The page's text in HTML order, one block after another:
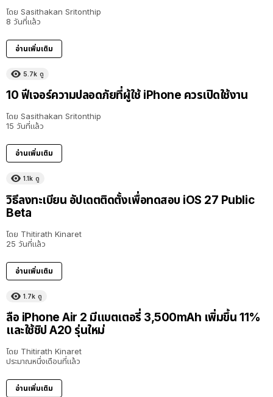
โดย Sasithakan Sritonthip
8 วันที่แล้ว
อ่านเพิ่มเติม
5.7k ดู
10 ฟีเจอร์ความปลอดภัยที่ผู้ใช้ iPhone ควรเปิดใช้งาน
โดย Sasithakan Sritonthip
15 วันที่แล้ว
อ่านเพิ่มเติม
1.1k ดู
วิธีลงทะเบียน อัปเดตติดตั้งเพื่อทดสอบ iOS 27 Public
Beta
โดย Thitirath Kinaret
25 วันที่แล้ว
อ่านเพิ่มเติม
1.7k ดู
ลือ iPhone Air 2 มีแบตเตอรี่ 3,500mAh เพิ่มขึ้น 11%
และใช้ชิป A20 รุ่นใหม่
โดย Thitirath Kinaret
ประมาณหนึ่งเดือนที่แล้ว
อ่านเพิ่มเติม